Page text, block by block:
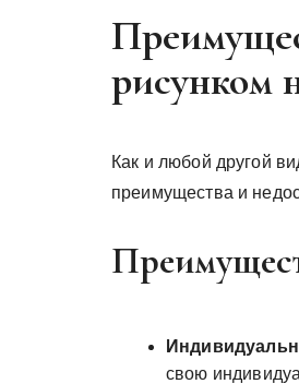
рисунком
Как и любой другой
преимущества и
свою